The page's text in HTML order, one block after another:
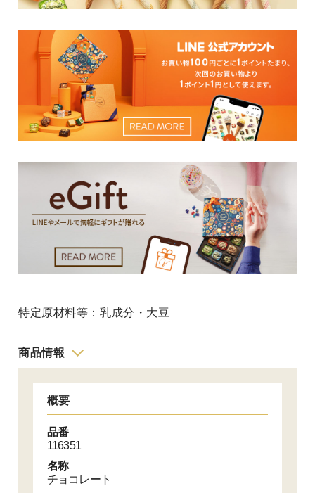
特定原材料等：乳成分・大豆
商品情報
概要
品番
116351
名称
チョコレート